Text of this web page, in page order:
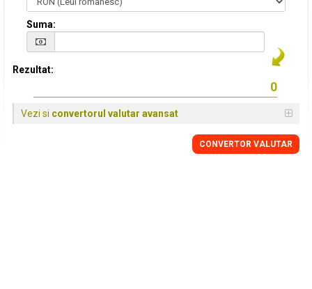
Suma:
Rezultat:
Vezi si convertorul valutar avansat
CONVERTOR VALUTAR